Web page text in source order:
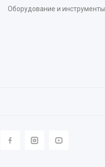
Оборудование и инструменты